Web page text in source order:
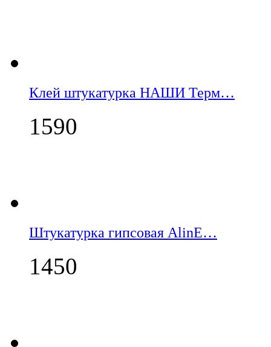
Клей штукатурка НАШИ Терм…
1590
Штукатурка гипсовая AlinE…
1450